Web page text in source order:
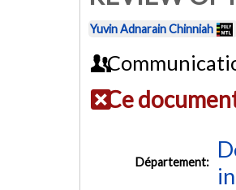
Yuvin Adnarain Chinniah
Ce
Département: